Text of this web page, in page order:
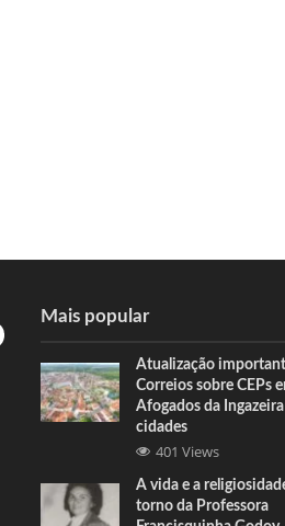
Mais popular
Atualização
Correios sobre CEPs
Afogados da
cidades
401 Views
A vida e a
torno da Professora